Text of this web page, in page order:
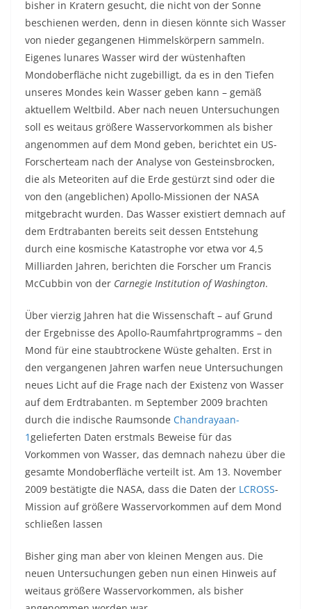
bisher in Kratern gesucht, die nicht von der Sonne
beschienen werden, denn in diesen könnte sich Wasser
von nieder gegangenen Himmelskörpern sammeln.
Eigenes lunares Wasser wird der wüstenhaften
Mondoberfläche nicht zugebilligt, da es in den Tiefen
unseres Mondes kein Wasser geben kann – gemäß
aktuellem Weltbild. Aber nach neuen Untersuchungen
soll es weitaus größere Wasservorkommen als bisher
angenommen auf dem Mond geben, berichtet ein US-
Forscherteam nach der Analyse von Gesteinsbrocken,
die als Meteoriten auf die Erde gestürzt sind oder die
von den (angeblichen) Apollo-Missionen der NASA
mitgebracht wurden. Das Wasser existiert demnach auf
dem Erdtrabanten bereits seit dessen Entstehung
durch eine kosmische Katastrophe vor etwa vor 4,5
Milliarden Jahren, berichten die Forscher um Francis
McCubbin von der Carnegie Institution of Washington.
Über vierzig Jahren hat die Wissenschaft – auf Grund
der Ergebnisse des Apollo-Raumfahrtprogramms – den
Mond für eine staubtrockene Wüste gehalten. Erst in
den vergangenen Jahren warfen neue Untersuchungen
neues Licht auf die Frage nach der Existenz von Wasser
auf dem Erdtrabanten. m September 2009 brachten
durch die indische Raumsonde Chandrayaan-
1gelieferten Daten erstmals Beweise für das
Vorkommen von Wasser, das demnach nahezu über die
gesamte Mondoberfläche verteilt ist. Am 13. November
2009 bestätigte die NASA, dass die Daten der LCROSS-
Mission auf größere Wasservorkommen auf dem Mond
schließen lassen
Bisher ging man aber von kleinen Mengen aus. Die
neuen Untersuchungen geben nun einen Hinweis auf
weitaus größere Wasservorkommen, als bisher